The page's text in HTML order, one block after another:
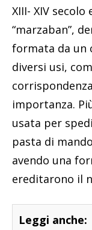
XIII- XIV
“marzaban”,
formata da un
diversi usi,
importanza.
usata per
pasta di
avendo una
ereditarono il
Leggi anche: